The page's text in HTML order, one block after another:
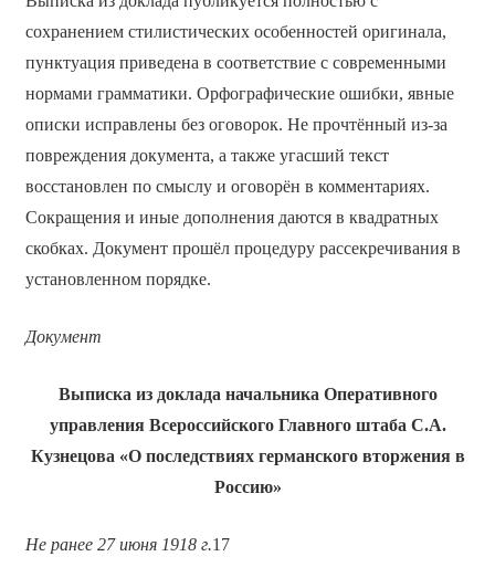
сохранением стилистических особенностей оригинала,
пунктуация приведена в соответствие с современными
нормами грамматики. Орфографические ошибки, явные
описки исправлены без оговорок. Не прочтённый из-за
повреждения документа, а также угасший текст
восстановлен по смыслу и оговорён в комментариях.
Сокращения и иные дополнения даются в квадратных
скобках. Документ прошёл процедуру рассекречивания в
установленном порядке.
Документ
Выписка из доклада начальника Оперативного
управления Всероссийского Главного штаба С.А.
Кузнецова «О последствиях германского вторжения в
Россию»
Не ранее 27 июня 1918 г.17